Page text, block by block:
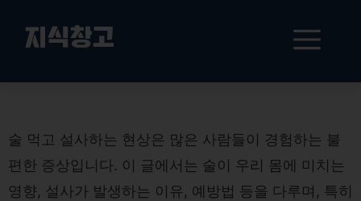
기
지식창고
메
뉴
술 먹고 설사하는 현상은 많은 사람들이 경험하는 불
편한 증상입니다. 이 글에서는 술이 우리 몸에 미치는
영향, 설사가 발생하는 이유, 예방법 등을 다루며, 특히